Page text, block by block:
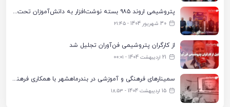
پتروشیمی اروند ۹۸۵ بسته نوشت‌افزار به دانش‌آموزان تحت پوشش کمیته امداد بندرماهشهر اهدا کرد
30 شهریور 1404 - ۲۱:۴۵
از کارگران پتروشیمی فن‌آوران تجلیل شد
21 اردیبهشت 1404 - ۰۰:۰۱
سمینارهای فرهنگی و آموزشی در بندرماهشهر با همکاری فرهنگ‌سرای پتروشیمی مارون
15 اردیبهشت 1404 - ۱۸:۵۳